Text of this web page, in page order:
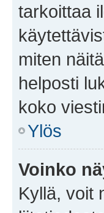
tarkoittaa
miten
helposti
koko
Ylös
Voinko
Kyllä, voit